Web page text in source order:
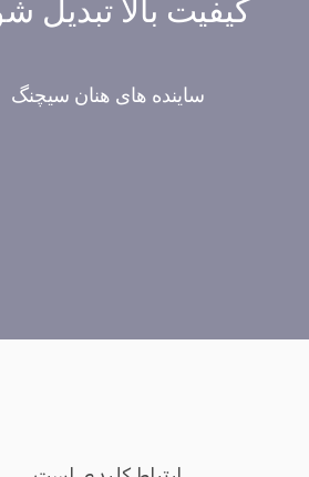
کیفیت بالا تبدیل
ساینده های هنان سیچنگ